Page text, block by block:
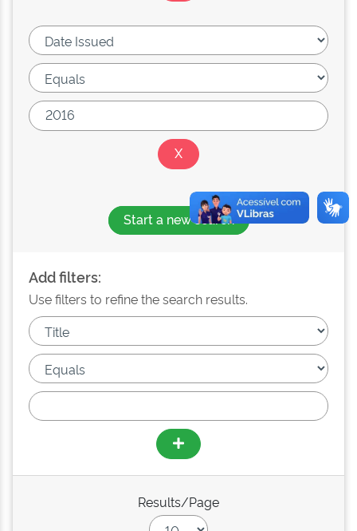
Start a new search
Add filters:
Use filters to refine the search results.
Results/Page